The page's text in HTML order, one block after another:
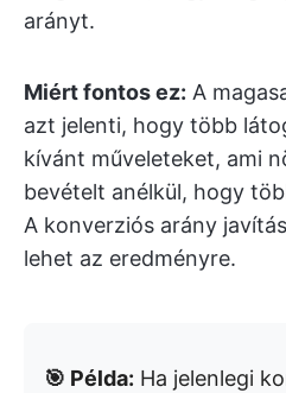
arányt.
Miért fontos ez: A
azt jelenti, hogy több
kívánt műveleteket, ami
bevételt anélkül, hogy
A konverziós arány
lehet az eredményre.
🎯 Példa: Ha jelenlegi